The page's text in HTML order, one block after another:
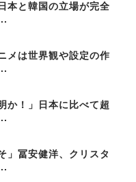
本と韓国の立場が完全
メは世界観や設定の作
か！」日本に比べて超
」冨安健洋、クリスタ